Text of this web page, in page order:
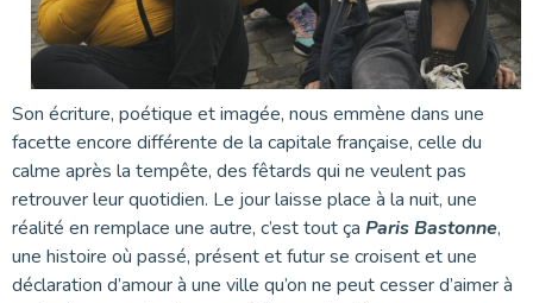
Son écriture, poétique et imagée, nous emmène dans une
facette encore différente de la capitale française, celle du
calme après la tempête, des fêtards qui ne veulent pas
retrouver leur quotidien. Le jour laisse place à la nuit, une
réalité en remplace une autre, c’est tout ça Paris Bastonne,
une histoire où passé, présent et futur se croisent et une
déclaration d’amour à une ville qu’on ne peut cesser d’aimer à